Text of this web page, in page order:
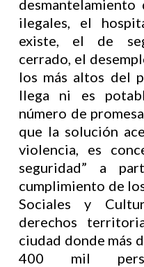
ilegales, el
existe, el de
cerrado, el
los más altos del
llega ni es
número de
que la solución
violencia, es
seguridad” a
cumplimiento de
Sociales y
derechos
ciudad donde más
400 mil